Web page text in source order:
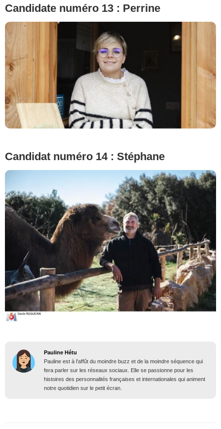
Candidate numéro 13 : Perrine
Candidat numéro 14 : Stéphane
© Cécile Rogue/M6
Pauline Hétu
Pauline est à l'affût du moindre buzz et de la moindre séquence qui
fera parler sur les réseaux sociaux. Elle se passionne pour les
histoires des personnalités françaises et internationales qui animent
notre quotidien sur le petit écran.